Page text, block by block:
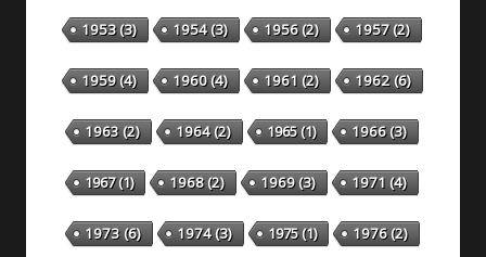
1953(3) 1954(3) 1956(2) 1957(2)
1959(4) 1960(4) 1961 (2) 1962(6)
1963(2) 1964(2) 1965(1) 1966(3)
1967(1) 1968(2) 1969(3) 1971 (4)
1973(6) 1974(3) 1975(1) 1976(2)